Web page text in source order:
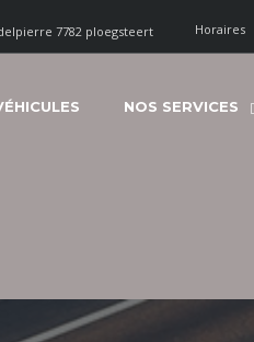
Horaires
7782 ploegsteert
NOS SERVICES